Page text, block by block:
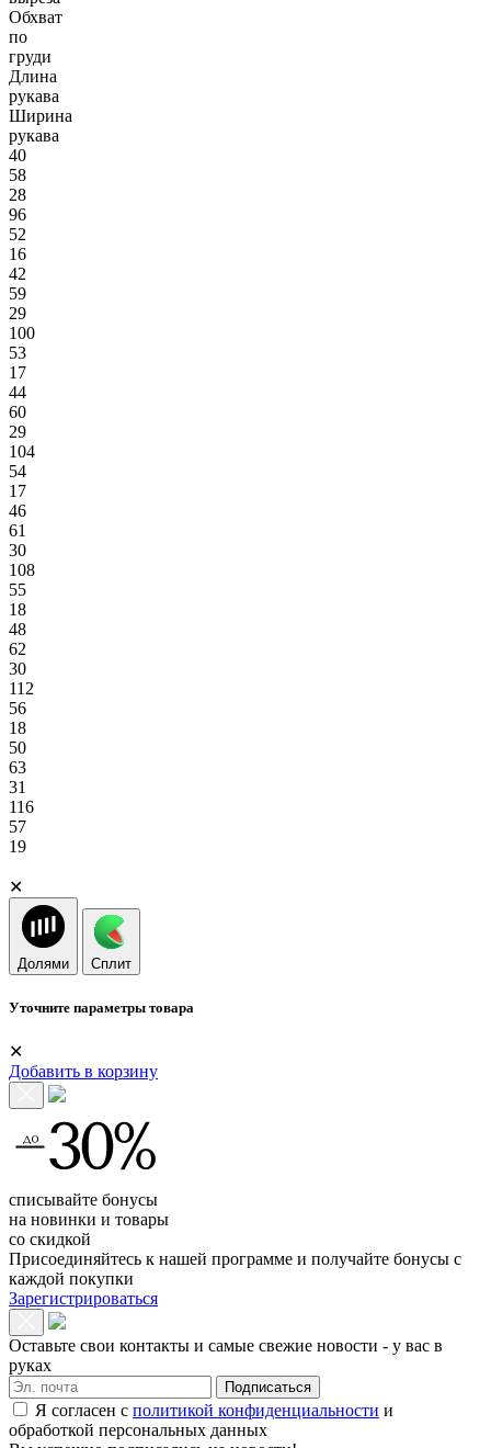
Обхват
по
груди
Длина
рукава
Ширина
рукава
40
58
28
96
52
16
42
59
29
100
53
17
44
60
29
104
54
17
46
61
30
108
55
18
48
62
30
112
56
18
50
63
31
116
57
19
✕
Долями Сплит
Уточните параметры товара
✕
Добавить в корзину
списывайте бонусы
на новинки и товары
со скидкой
Присоединяйтесь к нашей программе и получайте бонусы с
каждой покупки
Зарегистрироваться
Оставьте свои контакты и самые свежие новости - у вас в
руках
Подписаться
Я согласен с политикой конфиденциальности и
обработкой персональных данных